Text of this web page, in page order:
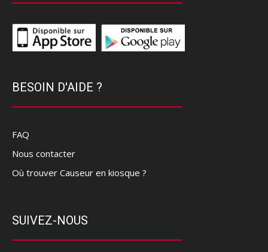
BESOIN D'AIDE ?
FAQ
Nous contacter
Où trouver Causeur en kiosque ?
SUIVEZ-NOUS